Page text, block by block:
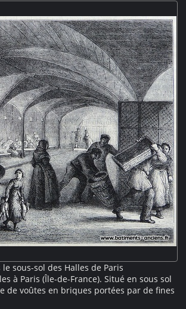
sous-sol des Halles de Paris
à Paris (Île-de-France). Situé en sous sol
de voûtes en briques portées par de fines